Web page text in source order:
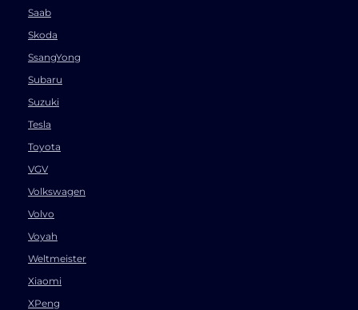
Saab
Skoda
SsangYong
Subaru
Suzuki
Tesla
Toyota
VGV
Volkswagen
Volvo
Voyah
Weltmeister
Xiaomi
XPeng